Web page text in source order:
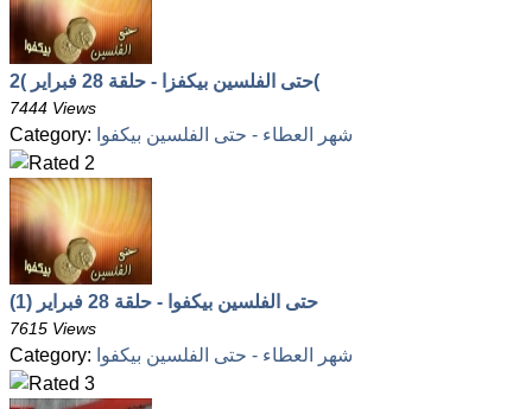
حتى الفلسين بيكفزا - حلقة 28 فبراير )2(
7444 Views
Category: شهر العطاء - حتى الفلسين بيكفوا
حتى الفلسين بيكفوا - حلقة 28 فبراير (1)
7615 Views
Category: شهر العطاء - حتى الفلسين بيكفوا